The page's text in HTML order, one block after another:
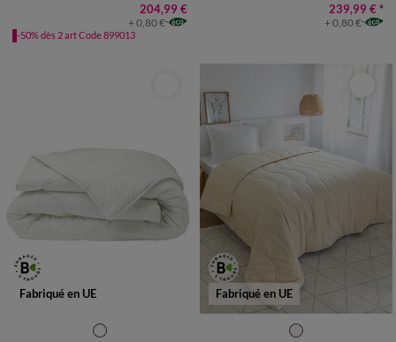
COUETTE 2 PERS :
240X220CM
204,99 €
+ 0,80 €
-50% dès 2 art Code 899013
239,99 € *
+ 0,80 €
Fabriqué en UE
COUETTE 1 PERS : 140X200
Fabriqué en UE